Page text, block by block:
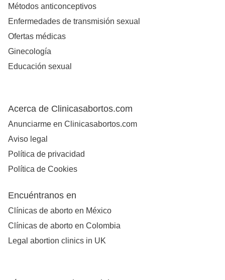
Métodos anticonceptivos
Enfermedades de transmisión sexual
Ofertas médicas
Ginecología
Educación sexual
Acerca de Clinicasabortos.com
Anunciarme en Clinicasabortos.com
Aviso legal
Política de privacidad
Política de Cookies
Encuéntranos en
Clínicas de aborto en México
Clínicas de aborto en Colombia
Legal abortion clinics in UK